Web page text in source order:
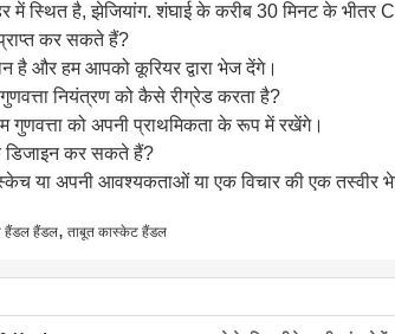
में स्थित है, झेजियांग. शंघाई के करीब 30 मिनट के भीतर
कर सकते हैं?
है और हम आपको कूरियर द्वारा भेज देंगे।
नियंत्रण को कैसे रीग्रेड करता है?
गुणवत्ता को अपनी प्राथमिकता के रूप में रखेंगे।
कर सकते हैं?
या अपनी आवश्यकताओं या एक विचार की एक तस्वीर
हैंडल हैंडल, ताबूत कास्केट हैंडल